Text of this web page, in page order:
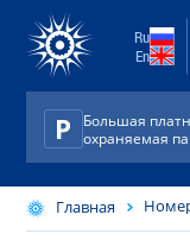
Ru
En
Большая
охраняемая
Главная